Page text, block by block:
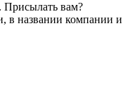
Присылать вам?
в названии компании